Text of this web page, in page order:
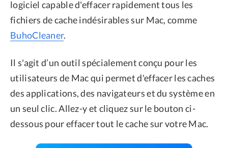
logiciel capable d'effacer rapidement tous les
fichiers de cache indésirables sur Mac, comme
BuhoCleaner.
Il s'agit d’un outil spécialement conçu pour les
utilisateurs de Mac qui permet d'effacer les caches
des applications, des navigateurs et du système en
un seul clic. Allez-y et cliquez sur le bouton ci-
dessous pour effacer tout le cache sur votre Mac.